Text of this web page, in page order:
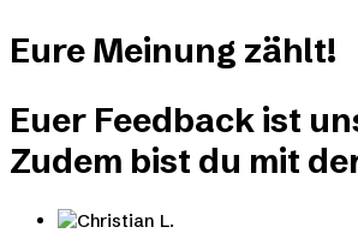
Eure Meinung zählt!
Euer Feedback ist
Zudem bist du mit